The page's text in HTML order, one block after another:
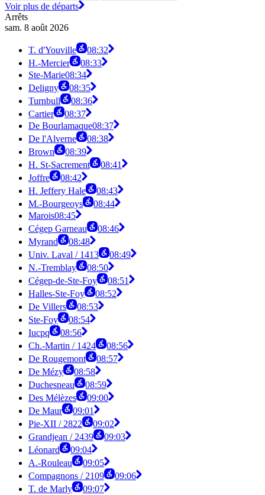
Voir plus de départs
Arrêts
sam. 8 août 2026
T. d'Youville
08:32
H.-Mercier
08:33
Ste-Marie08:34
Deligny
08:35
Turnbull
08:36
Cartier
08:37
De Bourlamaque08:37
De l'Alverne
08:38
Brown
08:39
H. St-Sacrement
08:41
Joffre
08:42
H. Jeffery Hale
08:43
M.-Bourgeoys
08:44
Marois08:45
Cégep Garneau
08:46
Myrand
08:48
Univ. Laval / 1413
08:49
N.-Tremblay
08:50
Cégep-de-Ste-Foy
08:51
Halles-Ste-Foy
08:52
De Villers
08:53
Ste-Foy
08:54
Iucpq
08:56
Ch.-Martin / 1424
08:56
De Rougemont
08:57
De Mézy
08:58
Duchesneau
08:59
Des Mélèzes
09:00
De Maur
09:01
Pie-XII / 2822
09:02
Grandjean / 2439
09:03
Léonard
09:04
A.-Rouleau
09:05
Compagnons / 2109
09:06
T. de Marly
09:07